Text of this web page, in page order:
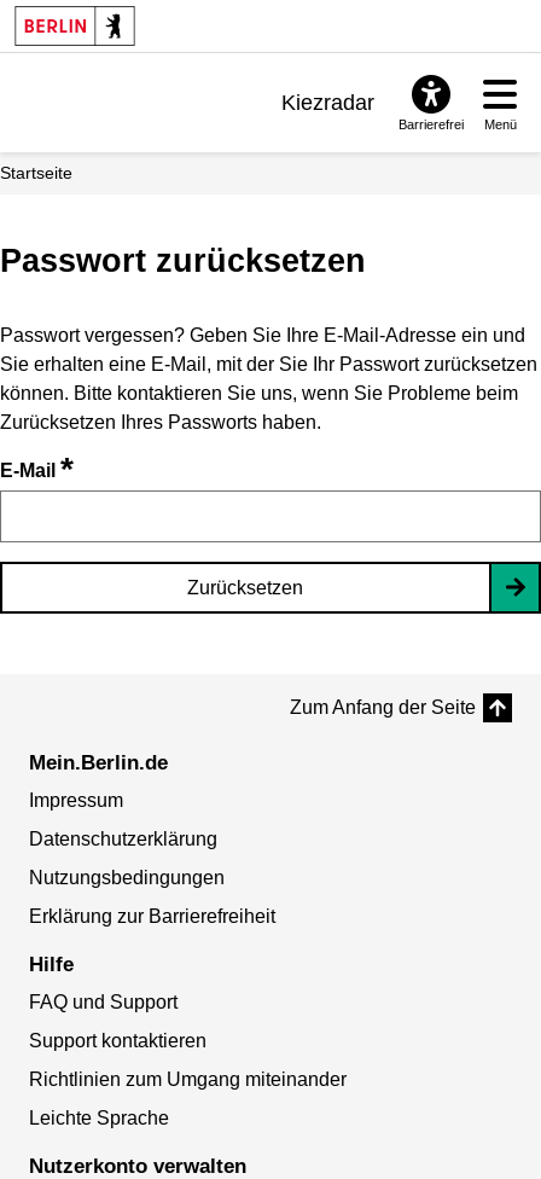
Kiezradar
Barrierefrei Menü
Startseite
Passwort zurücksetzen
Passwort vergessen? Geben Sie Ihre E-Mail-Adresse ein und
Sie erhalten eine E-Mail, mit der Sie Ihr Passwort zurücksetzen
können. Bitte kontaktieren Sie uns, wenn Sie Probleme beim
Zurücksetzen Ihres Passworts haben.
E-Mail *
Zurücksetzen
Zum Anfang der Seite
Mein.Berlin.de
Impressum
Datenschutzerklärung
Nutzungsbedingungen
Erklärung zur Barrierefreiheit
Hilfe
FAQ und Support
Support kontaktieren
Richtlinien zum Umgang miteinander
Leichte Sprache
Nutzerkonto verwalten